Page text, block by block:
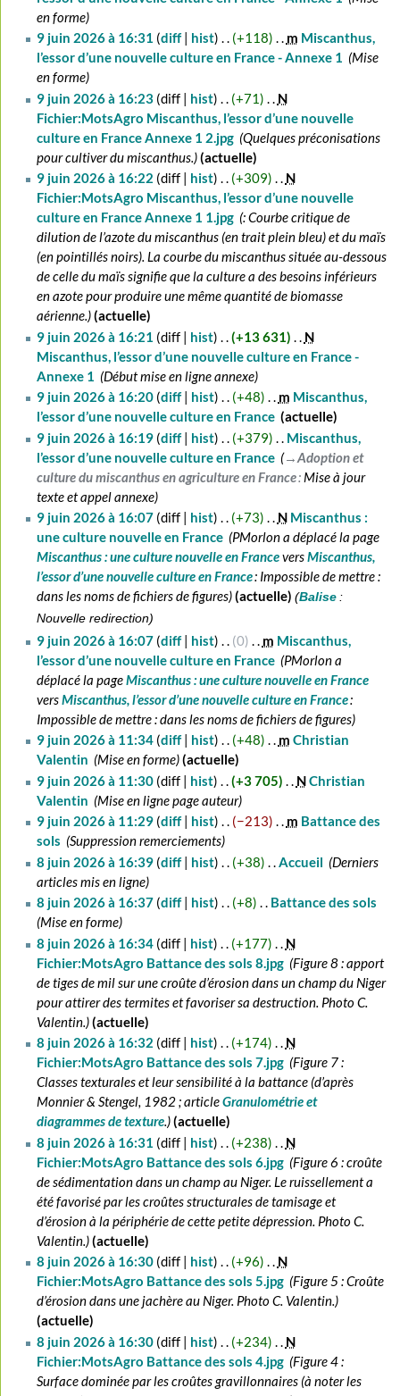
en forme
9 juin 2026 à 16:31 diff hist +118 m Miscanthus,
l’essor d’une nouvelle culture en France - Annexe 1 Mise
en forme
9 juin 2026 à 16:23 diff hist +71
N
Fichier:MotsAgro Miscanthus, l’essor d’une nouvelle
culture en France Annexe 1 2.jpg‎ Quelques préconisations
pour cultiver du miscanthus.
actuelle
9 juin 2026 à 16:22 diff hist +309
N
Fichier:MotsAgro Miscanthus, l’essor d’une nouvelle
culture en France Annexe 1 1.jpg‎ : Courbe critique de
dilution de l’azote du miscanthus (en trait plein bleu) et du maïs
(en pointillés noirs). La courbe du miscanthus située au-dessous
de celle du maïs signifie que la culture a des besoins inférieurs
en azote pour produire une même quantité de biomasse
aérienne.
actuelle
9 juin 2026 à 16:21 diff hist +13 631
N
Miscanthus, l’essor d’une nouvelle culture en France -
Annexe 1 Début mise en ligne annexe
9 juin 2026 à 16:20 diff hist +48 m Miscanthus,
l’essor d’une nouvelle culture en France‎
A
u
c
u
n
r
é
s
u
m
d
e
s
m
o
d
f
c
a
t
i
o
n
s
actuelle
9 juin 2026 à 16:19 diff hist +379
Miscanthus,
l’essor d’une nouvelle culture en France‎ →‎Adoption et
culture du miscanthus en agriculture en France: Mise à jour
texte et appel annexe
9 juin 2026 à 16:07 diff hist +73 N Miscanthus :
une culture nouvelle en France‎ PMorlon a déplacé la page
Miscanthus : une culture nouvelle en FranceversMiscanthus,
l’essor d’une nouvelle culture en France: Impossible de mettre :
dans les noms de fichiers de figures
actuelle Balise:
Nouvelle redirection
9 juin 2026 à 16:07 diff hist 0 m Miscanthus,
l’essor d’une nouvelle culture en France‎ PMorlon a
déplacé la pageMiscanthus : une culture nouvelle en France
versMiscanthus, l’essor d’une nouvelle culture en France:
Impossible de mettre : dans les noms de fichiers de figures
9 juin 2026 à 11:34 diff hist +48 m Christian
Valentin Mise en forme
actuelle
9 juin 2026 à 11:30 diff hist +3 705 NChristian
Valentin Mise en ligne page auteur
9 juin 2026 à 11:29 diff hist −213 m Battance des
sols Suppression remerciements
juin
2026
8 juin 2026 à 16:39 diff hist +38 Accueil Derniers
articles mis en ligne
8 juin 2026 à 16:37 diff hist +8 Battance des sols
Mise en forme
8 juin 2026 à 16:34 diff hist +177
N
Fichier:MotsAgro Battance des sols 8.jpg‎ Figure 8 : apport
de tiges de mil sur une croûte d’érosion dans un champ du Niger
pour attirer des termites et favoriser sa destruction. Photo C.
Valentin.
actuelle
8 juin 2026 à 16:32 diff hist +174
N
Fichier:MotsAgro Battance des sols 7.jpg‎ Figure 7 :
Classes texturales et leur sensibilité à la battance (d’après
Monnier & Stengel, 1982 ; articleGranulométrie et
diagrammes de texture.
actuelle
8 juin 2026 à 16:31 diff hist +238
N
Fichier:MotsAgro Battance des sols 6.jpg‎ Figure 6 : croûte
de sédimentation dans un champ au Niger. Le ruissellement a
été favorisé par les croûtes structurales de tamisage et
d’érosion à la périphérie de cette petite dépression. Photo C.
Valentin.
actuelle
8 juin 2026 à 16:30 diff hist +96
N
Fichier:MotsAgro Battance des sols 5.jpg‎ Figure 5 : Croûte
d’érosion dans une jachère au Niger. Photo C. Valentin.
actuelle
8 juin 2026 à 16:30 diff hist +234
N
Fichier:MotsAgro Battance des sols 4.jpg‎ Figure 4 :
Surface dominée par les croûtes gravillonnaires (à noter les